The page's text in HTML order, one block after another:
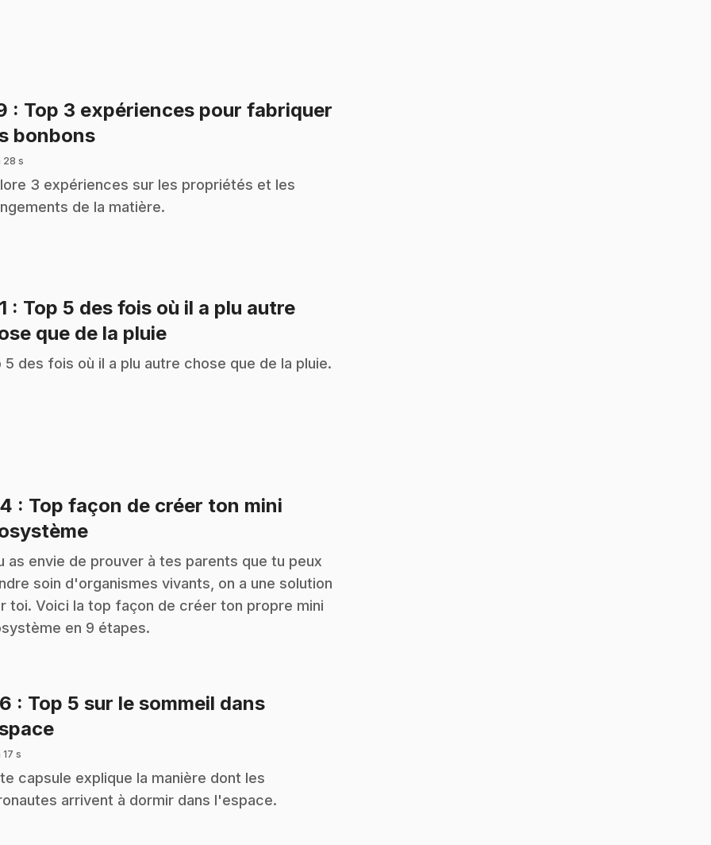
: Top 3 expériences pour fabriquer
bonbons.
28 s
3 expériences sur les propriétés et les
de la matière.
: Top 5 des fois où il a plu autre
que de la pluie.
5 des fois où il a plu autre chose que de la pluie.
: Top façon de créer ton mini
.
as envie de prouver à tes parents que tu peux
soin d'organismes vivants, on a une solution
toi. Voici la top façon de créer ton propre mini
en 9 étapes.
: Top 5 sur le sommeil dans
.
17 s
capsule explique la manière dont les
arrivent à dormir dans l'espace.